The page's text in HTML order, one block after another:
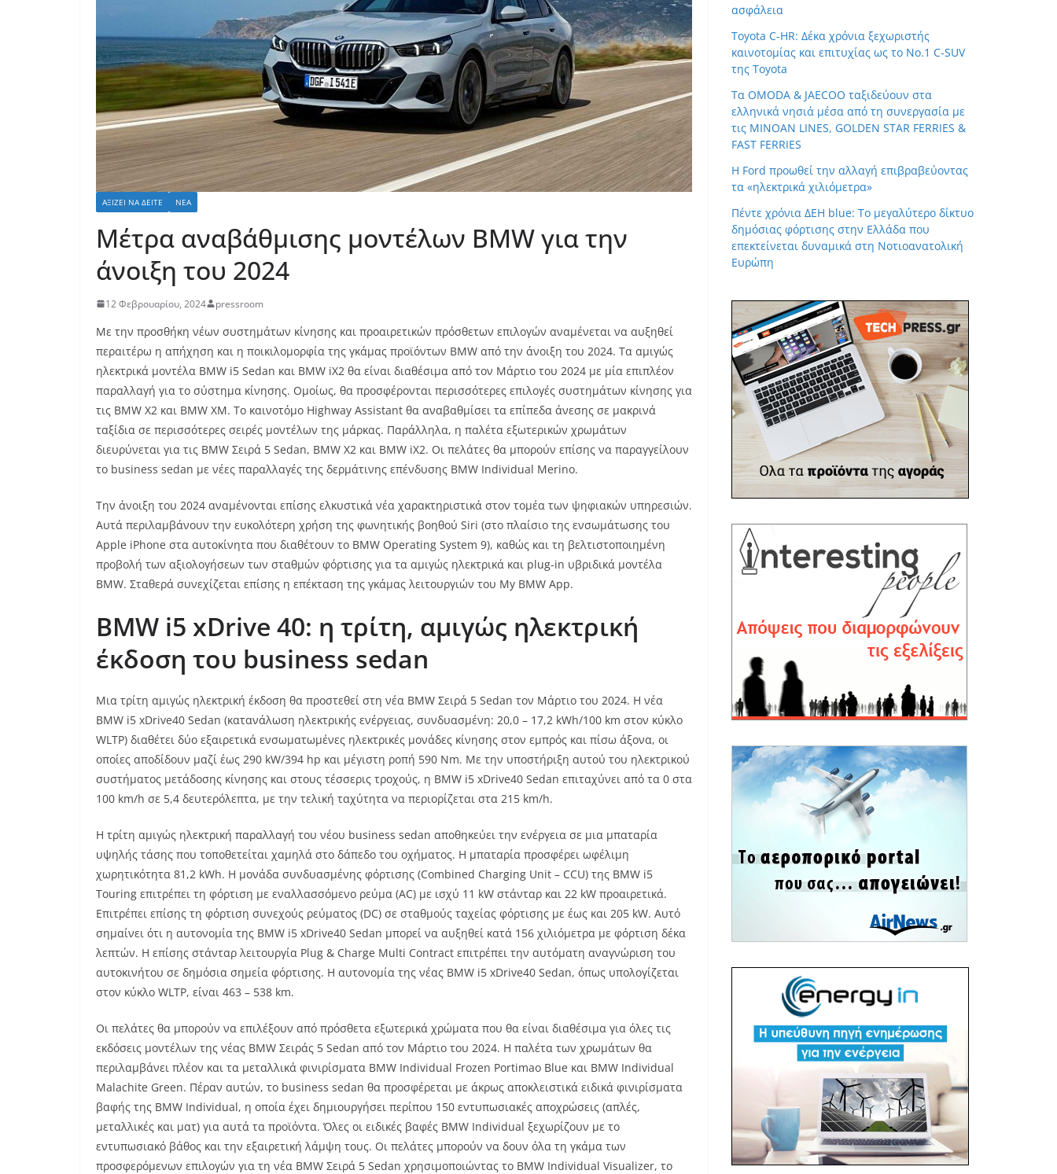
ΑΞΊΖΕΙ ΝΑ ΔΕΊΤΕ ΝΈΑ
Μέτρα αναβάθμισης μοντέλων BMW για την
άνοιξη του 2024
12 Φεβρουαρίου, 2024 pressroom
Με την προσθήκη νέων συστημάτων κίνησης και προαιρετικών πρόσθετων επιλογών αναμένεται να αυξηθεί
περαιτέρω η απήχηση και η ποικιλομορφία της γκάμας προϊόντων BMW από την άνοιξη του 2024. Τα αμιγώς
ηλεκτρικά μοντέλα BMW i5 Sedan και BMW iX2 θα είναι διαθέσιμα από τον Μάρτιο του 2024 με μία επιπλέον
παραλλαγή για το σύστημα κίνησης. Ομοίως, θα προσφέρονται περισσότερες επιλογές συστημάτων κίνησης για
τις BMW X2 και BMW XM. Το καινοτόμο Highway Assistant θα αναβαθμίσει τα επίπεδα άνεσης σε μακρινά
ταξίδια σε περισσότερες σειρές μοντέλων της μάρκας. Παράλληλα, η παλέτα εξωτερικών χρωμάτων
διευρύνεται για τις BMW Σειρά 5 Sedan, BMW X2 και BMW iX2. Οι πελάτες θα μπορούν επίσης να παραγγείλουν
το business sedan με νέες παραλλαγές της δερμάτινης επένδυσης BMW Individual Merino.
Την άνοιξη του 2024 αναμένονται επίσης ελκυστικά νέα χαρακτηριστικά στον τομέα των ψηφιακών υπηρεσιών.
Αυτά περιλαμβάνουν την ευκολότερη χρήση της φωνητικής βοηθού Siri (στο πλαίσιο της ενσωμάτωσης του
Apple iPhone στα αυτοκίνητα που διαθέτουν το BMW Operating System 9), καθώς και τη βελτιστοποιημένη
προβολή των αξιολογήσεων των σταθμών φόρτισης για τα αμιγώς ηλεκτρικά και plug-in υβριδικά μοντέλα
BMW. Σταθερά συνεχίζεται επίσης η επέκταση της γκάμας λειτουργιών του My BMW App.
BMW i5 xDrive 40: η τρίτη, αμιγώς ηλεκτρική
έκδοση του business sedan
Μια τρίτη αμιγώς ηλεκτρική έκδοση θα προστεθεί στη νέα BMW Σειρά 5 Sedan τον Μάρτιο του 2024. Η νέα
BMW i5 xDrive40 Sedan (κατανάλωση ηλεκτρικής ενέργειας, συνδυασμένη: 20,0 – 17,2 kWh/100 km στον κύκλο
WLTP) διαθέτει δύο εξαιρετικά ενσωματωμένες ηλεκτρικές μονάδες κίνησης στον εμπρός και πίσω άξονα, οι
οποίες αποδίδουν μαζί έως 290 kW/394 hp και μέγιστη ροπή 590 Nm. Με την υποστήριξη αυτού του ηλεκτρικού
συστήματος μετάδοσης κίνησης και στους τέσσερις τροχούς, η BMW i5 xDrive40 Sedan επιταχύνει από τα 0 στα
100 km/h σε 5,4 δευτερόλεπτα, με την τελική ταχύτητα να περιορίζεται στα 215 km/h.
Η τρίτη αμιγώς ηλεκτρική παραλλαγή του νέου business sedan αποθηκεύει την ενέργεια σε μια μπαταρία
υψηλής τάσης που τοποθετείται χαμηλά στο δάπεδο του οχήματος. Η μπαταρία προσφέρει ωφέλιμη
χωρητικότητα 81,2 kWh. Η μονάδα συνδυασμένης φόρτισης (Combined Charging Unit – CCU) της BMW i5
Touring επιτρέπει τη φόρτιση με εναλλασσόμενο ρεύμα (AC) με ισχύ 11 kW στάνταρ και 22 kW προαιρετικά.
Επιτρέπει επίσης τη φόρτιση συνεχούς ρεύματος (DC) σε σταθμούς ταχείας φόρτισης με έως και 205 kW. Αυτό
σημαίνει ότι η αυτονομία της BMW i5 xDrive40 Sedan μπορεί να αυξηθεί κατά 156 χιλιόμετρα με φόρτιση δέκα
λεπτών. Η επίσης στάνταρ λειτουργία Plug & Charge Multi Contract επιτρέπει την αυτόματη αναγνώριση του
αυτοκινήτου σε δημόσια σημεία φόρτισης. Η αυτονομία της νέας BMW i5 xDrive40 Sedan, όπως υπολογίζεται
στον κύκλο WLTP, είναι 463 – 538 km.
Οι πελάτες θα μπορούν να επιλέξουν από πρόσθετα εξωτερικά χρώματα που θα είναι διαθέσιμα για όλες τις
εκδόσεις μοντέλων της νέας BMW Σειράς 5 Sedan από τον Μάρτιο του 2024. Η παλέτα των χρωμάτων θα
περιλαμβάνει πλέον και τα μεταλλικά φινιρίσματα BMW Individual Frozen Portimao Blue και BMW Individual
Malachite Green. Πέραν αυτών, το business sedan θα προσφέρεται με άκρως αποκλειστικά ειδικά φινιρίσματα
βαφής της BMW Individual, η οποία έχει δημιουργήσει περίπου 150 εντυπωσιακές αποχρώσεις (απλές,
μεταλλικές και ματ) για αυτά τα προϊόντα. Όλες οι ειδικές βαφές BMW Individual ξεχωρίζουν με το
εντυπωσιακό βάθος και την εξαιρετική λάμψη τους. Οι πελάτες μπορούν να δουν όλα τη γκάμα των
προσφερόμενων επιλογών για τη νέα BMW Σειρά 5 Sedan χρησιμοποιώντας το BMW Individual Visualizer, το
ασφάλεια
Toyota C-HR: Δέκα χρόνια ξεχωριστής
καινοτομίας και επιτυχίας ως το Νο.1 C-SUV
της Toyota
Τα OMODA & JAECOO ταξιδεύουν στα
ελληνικά νησιά μέσα από τη συνεργασία με
τις MINOAN LINES, GOLDEN STAR FERRIES &
FAST FERRIES
Η Ford προωθεί την αλλαγή επιβραβεύοντας
τα «ηλεκτρικά χιλιόμετρα»
Πέντε χρόνια ΔΕΗ blue: Το μεγαλύτερο δίκτυο
δημόσιας φόρτισης στην Ελλάδα που
επεκτείνεται δυναμικά στη Νοτιοανατολική
Ευρώπη